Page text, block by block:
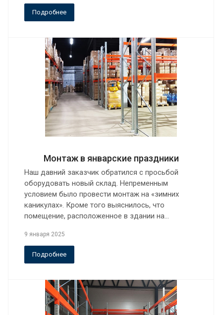
Подробнее
Монтаж в январские праздники
Наш давний заказчик обратился с просьбой
оборудовать новый склад. Непременным
условием было провести монтаж на «зимних
каникулах». Кроме того выяснилось, что
помещение, расположенное в здании на…
9 января 2025
Подробнее